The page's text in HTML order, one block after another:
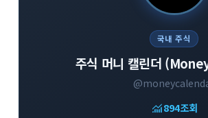
국내 주식
주식 머니 캘린더
monitoring894조회